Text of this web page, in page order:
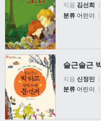
지음 김선희
분류 어린이
슬근슬근
지음 신정민 |
분류 어린이